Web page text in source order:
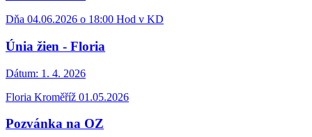
Dňa 04.06.2026 o 18:00 Hod v KD
Únia žien - Floria
Dátum: 1. 4. 2026
Floria Kroměříž 01.05.2026
Pozvánka na OZ